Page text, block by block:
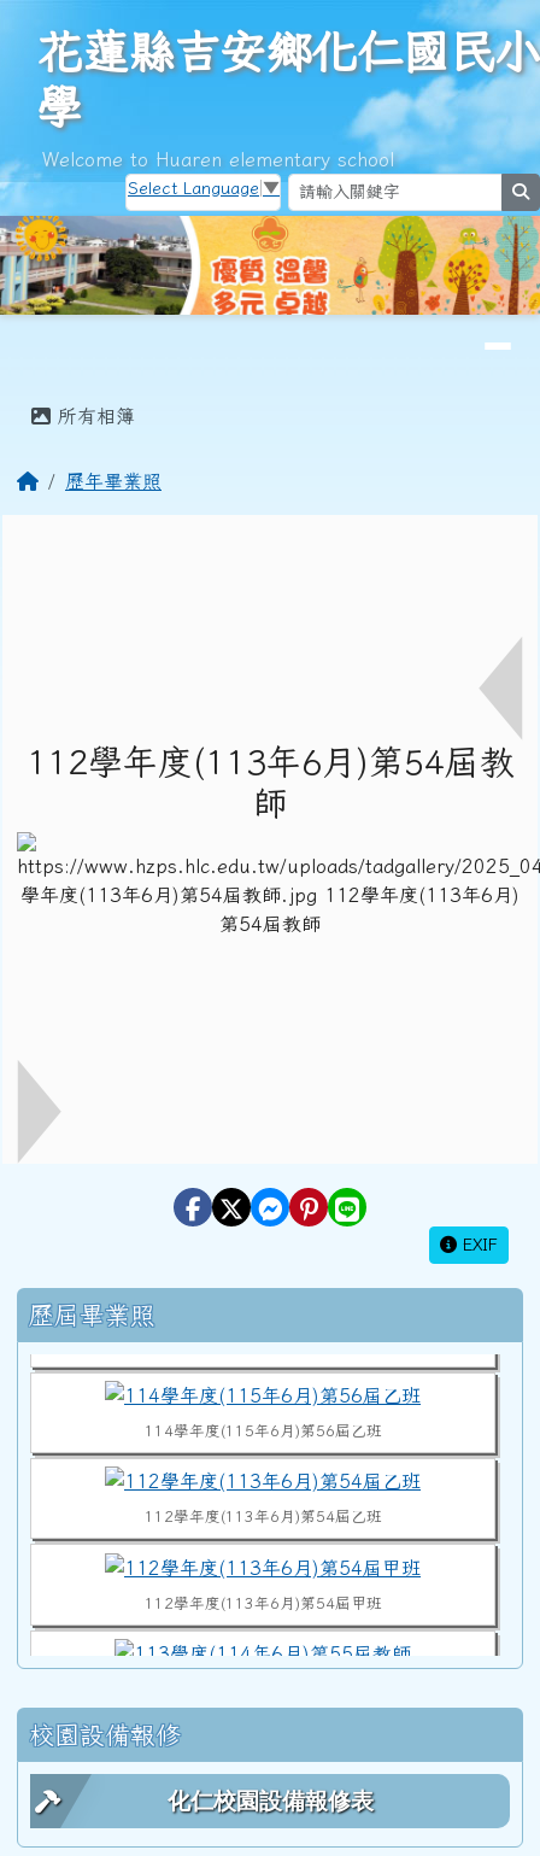
花蓮縣吉安鄉化仁國民小學
花蓮縣吉安鄉化仁國民小
學
Welcome to Huaren elementary school
Select Language ▼
所有相簿
回首頁歷年畢業照
112學年度(113年6月)第54屆教
師
EXIF
右邊區域內容
歷屆畢業照
114學年度(115年6月)第56屆甲班
113學度(114年6月)第55屆教師
112學年度(113年6月)第54屆教師
111學年度(112年6月)第53屆乙班
校園設備報修
化仁校園設備報修表